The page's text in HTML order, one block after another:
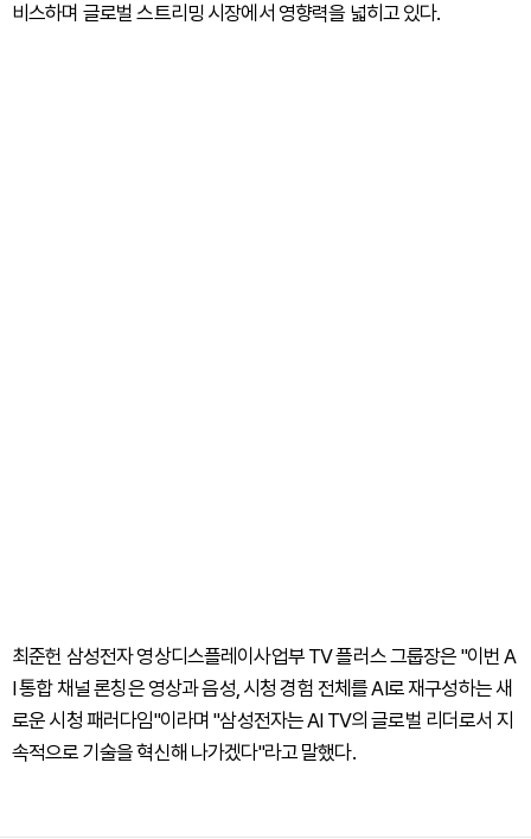
비스하며 글로벌 스트리밍 시장에서 영향력을 넓히고 있다.
최준헌 삼성전자 영상디스플레이사업부 TV 플러스 그룹장은 "이번 A
I 통합 채널 론칭은 영상과 음성, 시청 경험 전체를 AI로 재구성하는 새
로운 시청 패러다임"이라며 "삼성전자는 AI TV의 글로벌 리더로서 지
속적으로 기술을 혁신해 나가겠다"라고 말했다.